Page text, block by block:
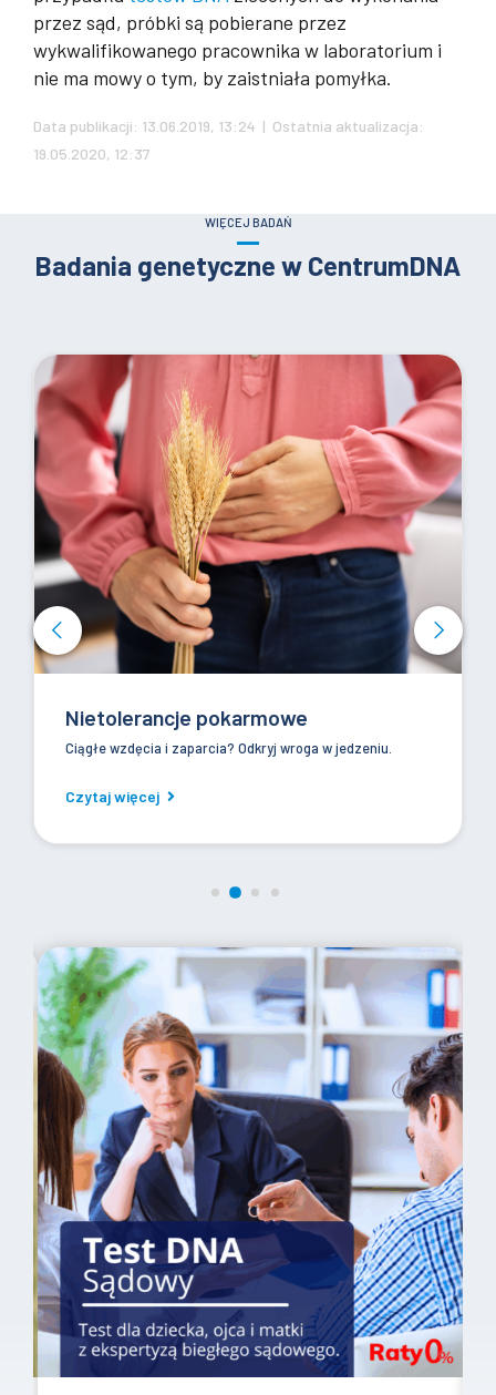
przez sąd, próbki są pobierane przez
wykwalifikowanego pracownika w laboratorium i
nie ma mowy o tym, by zaistniała pomyłka.
Data publikacji: 13.06.2019, 13:24 | Ostatnia aktualizacja:
19.05.2020, 12:37
WIĘCEJ BADAŃ
Badania genetyczne w CentrumDNA
Nietolerancje pokarmowe
Ciągłe wzdęcia i zaparcia? Odkryj wroga w jedzeniu.
Czytaj więcej